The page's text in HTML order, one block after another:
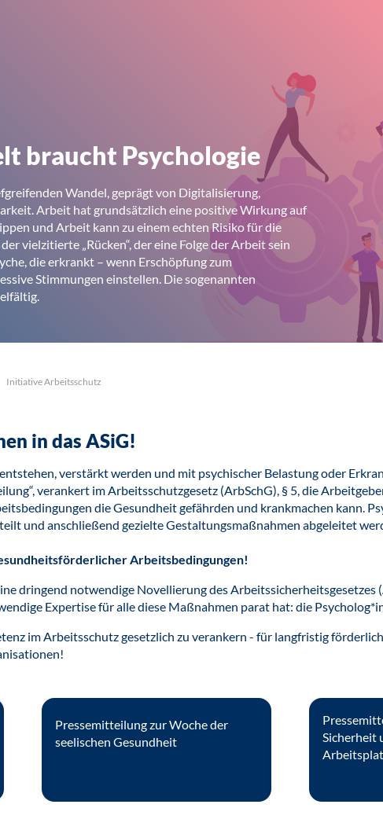
braucht Psychologie
Wandel, geprägt von Digitalisierung,
Arbeit hat grundsätzlich eine positive Wirkung auf
und Arbeit kann zu einem echten Risiko für die
vielzitierte „Rücken“, der eine Folge der Arbeit sein
die erkrankt – wenn Erschöpfung zum
Stimmungen einstellen. Die sogenannten
Initiative Arbeitsschutz
in das ASiG!
verstärkt werden und mit psychischer Belastung oder
verankert im Arbeitsschutzgesetz (ArbSchG), § 5, die
die Gesundheit gefährden und krankmachen kann.
und anschließend gezielte Gestaltungsmaßnahmen abgeleitet
Arbeitsbedingungen!
dringend notwendige Novellierung des Arbeitssicherheitsgesetzes
Expertise für alle diese Maßnahmen parat hat: die
im Arbeitsschutz gesetzlich zu verankern - für langfristig
Pressemitteilung zur Woche der
seelischen Gesundheit
Sicherheit